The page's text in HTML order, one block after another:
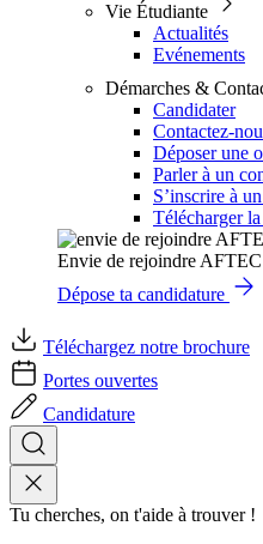
Vie Étudiante
Actualités
Evénements
Démarches &
Candidater
Contactez-
Déposer une
Parler à un
S’inscrire à
Télécharger
Envie de rejoindre
Dépose ta candidature
Téléchargez notre brochure
Portes ouvertes
Candidature
Tu cherches, on t'aide à trouver !